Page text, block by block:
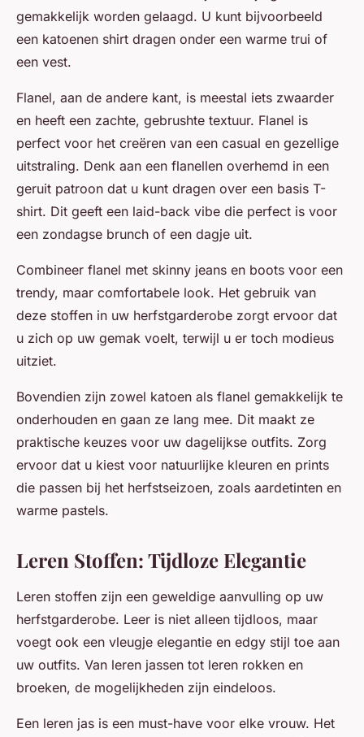
gemakkelijk worden gelaagd. U kunt bijvoorbeeld
een katoenen shirt dragen onder een warme trui of
een vest.
Flanel, aan de andere kant, is meestal iets zwaarder
en heeft een zachte, gebrushte textuur. Flanel is
perfect voor het creëren van een casual en gezellige
uitstraling. Denk aan een flanellen overhemd in een
geruit patroon dat u kunt dragen over een basis T-
shirt. Dit geeft een laid-back vibe die perfect is voor
een zondagse brunch of een dagje uit.
Combineer flanel met skinny jeans en boots voor een
trendy, maar comfortabele look. Het gebruik van
deze stoffen in uw herfstgarderobe zorgt ervoor dat
u zich op uw gemak voelt, terwijl u er toch modieus
uitziet.
Bovendien zijn zowel katoen als flanel gemakkelijk te
onderhouden en gaan ze lang mee. Dit maakt ze
praktische keuzes voor uw dagelijkse outfits. Zorg
ervoor dat u kiest voor natuurlijke kleuren en prints
die passen bij het herfstseizoen, zoals aardetinten en
warme pastels.
Leren Stoffen: Tijdloze Elegantie
Leren stoffen zijn een geweldige aanvulling op uw
herfstgarderobe. Leer is niet alleen tijdloos, maar
voegt ook een vleugje elegantie en edgy stijl toe aan
uw outfits. Van leren jassen tot leren rokken en
broeken, de mogelijkheden zijn eindeloos.
Een leren jas is een must-have voor elke vrouw. Het